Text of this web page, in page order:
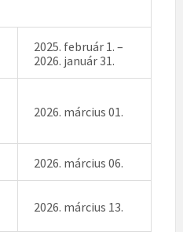
2025. február 1. –
2026. január 31.
2026. március 01.
2026. március 06.
2026. március 13.